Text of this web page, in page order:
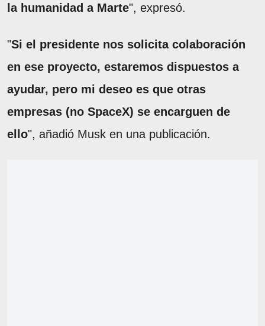
la humanidad a Marte", expresó.
"Si el presidente nos solicita colaboración
en ese proyecto, estaremos dispuestos a
ayudar, pero mi deseo es que otras
empresas (no SpaceX) se encarguen de
ello", añadió Musk en una publicación.